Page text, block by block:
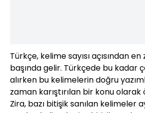
Türkçe, kelime sayısı açısından
başında gelir. Türkçede bu kadar
alırken bu kelimelerin doğru
zaman karıştırılan bir konu olarak
Zira, bazı bitişik sanılan kelimeler